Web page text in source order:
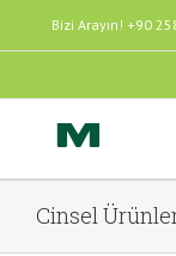
Bizi Arayın! +90
Cinsel